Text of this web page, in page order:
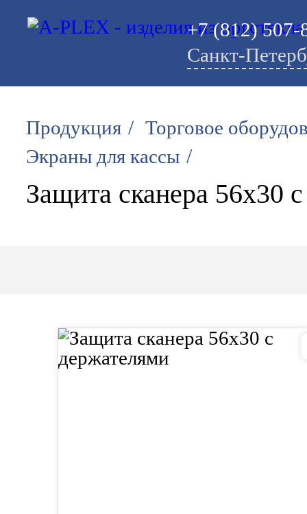
+7 (812) 507-
Санкт-
Продукция / Торговое
Экраны для кассы /
Защита сканера 56х30